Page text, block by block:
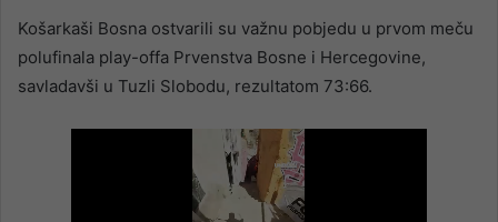
Košarkaši Bosna ostvarili su važnu pobjedu u prvom meču
polufinala play-offa Prvenstva Bosne i Hercegovine,
savladavši u Tuzli Slobodu, rezultatom 73:66.